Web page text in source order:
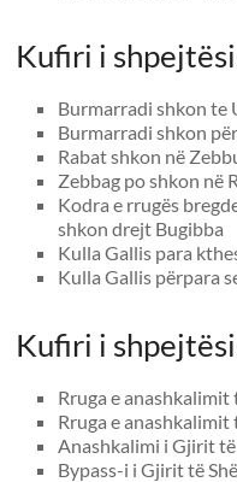
Kufiri i
Burmarradi shkon te
Burmarradi shkon
Rabat shkon në
Zebbag po shkon në
Kodra e rrugës
shkon drejt Bugibba
Kulla Gallis para
Kulla Gallis përpara
Kufiri i
Rruga e
Rruga e
Anashkalimi i Gjirit
Bypass-i i Gjirit të